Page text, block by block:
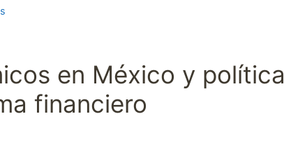
en México y política
financiero